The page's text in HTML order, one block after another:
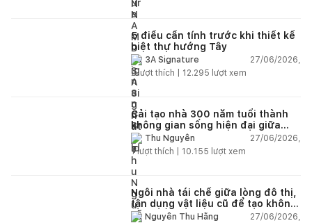
5 điều cần tính trước khi thiết kế
biệt thự hướng Tây
3A Signature
27/06/2026,
2lượt thích | 12.295 lượt xem
Cải tạo nhà 300 năm tuổi thành
không gian sống hiện đại giữa
thiên nhiên
Thu Nguyễn
27/06/2026,
1lượt thích | 10.155 lượt xem
Ngôi nhà tái chế giữa lòng đô thị,
tận dụng vật liệu cũ để tạo không
gian sống linh hoạt
Nguyễn Thu Hằng
27/06/2026,